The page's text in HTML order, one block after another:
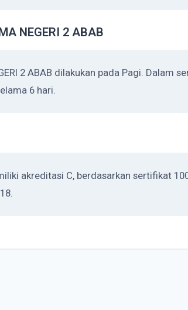
NEGERI 2 ABAB
2 ABAB dilakukan pada Pagi. Dalam
6 hari.
akreditasi C, berdasarkan sertifikat